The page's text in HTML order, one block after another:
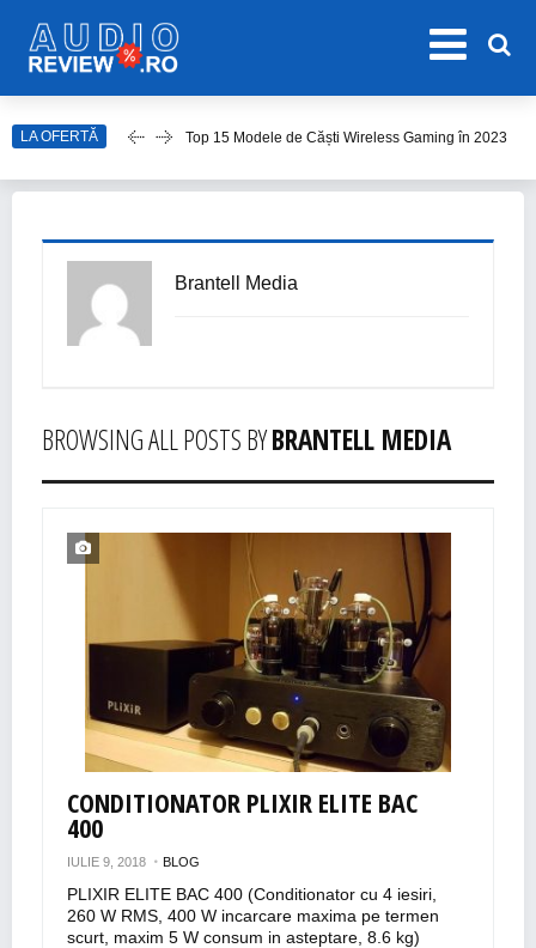
LA OFERTĂ
Top 10 Modele de Amplificator Audio
Brantell Media
BROWSING ALL POSTS BYBRANTELL MEDIA
CONDITIONATOR PLIXIR ELITE BAC
400
IULIE 9, 2018 BLOG
PLIXIR ELITE BAC 400 (Conditionator cu 4 iesiri,
260 W RMS, 400 W incarcare maxima pe termen
scurt, maxim 5 W consum in asteptare, 8.6 kg)